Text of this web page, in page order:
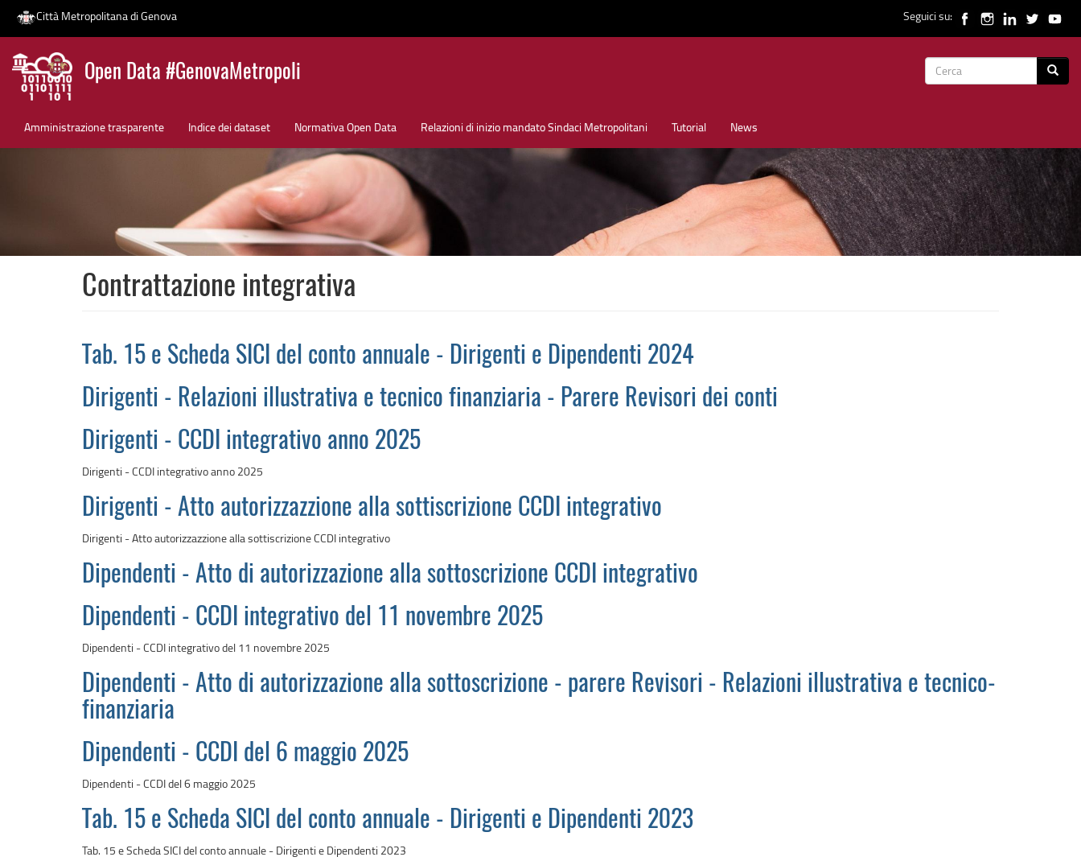
Salta
contenuto
Città Metropolitana di Genova Seguici su:
Open Data #GenovaMetropoli
Form
Amministrazione trasparente Indice dei dataset Normativa Open Data Relazioni di inizio mandato Sindaci Metropolitani Tutorial News
News
Contrattazione integrativa
Tab. 15 e Scheda SICI del conto annuale - Dirigenti e Dipendenti 2024
Dirigenti - Relazioni illustrativa e tecnico finanziaria - Parere Revisori dei conti
Dirigenti - CCDI integrativo anno 2025
Dirigenti - CCDI integrativo anno 2025
Dirigenti - Atto autorizzazzione alla sottiscrizione CCDI integrativo
Dirigenti - Atto autorizzazzione alla sottiscrizione CCDI integrativo
Dipendenti - Atto di autorizzazione alla sottoscrizione CCDI integrativo
Dipendenti - CCDI integrativo del 11 novembre 2025
Dipendenti - CCDI integrativo del 11 novembre 2025
Dipendenti - Atto di autorizzazione alla sottoscrizione - parere Revisori - Relazioni illustrativa e tecnico-
finanziaria
Dipendenti - CCDI del 6 maggio 2025
Dipendenti - CCDI del 6 maggio 2025
Tab. 15 e Scheda SICI del conto annuale - Dirigenti e Dipendenti 2023
Tab. 15 e Scheda SICI del conto annuale - Dirigenti e Dipendenti 2023